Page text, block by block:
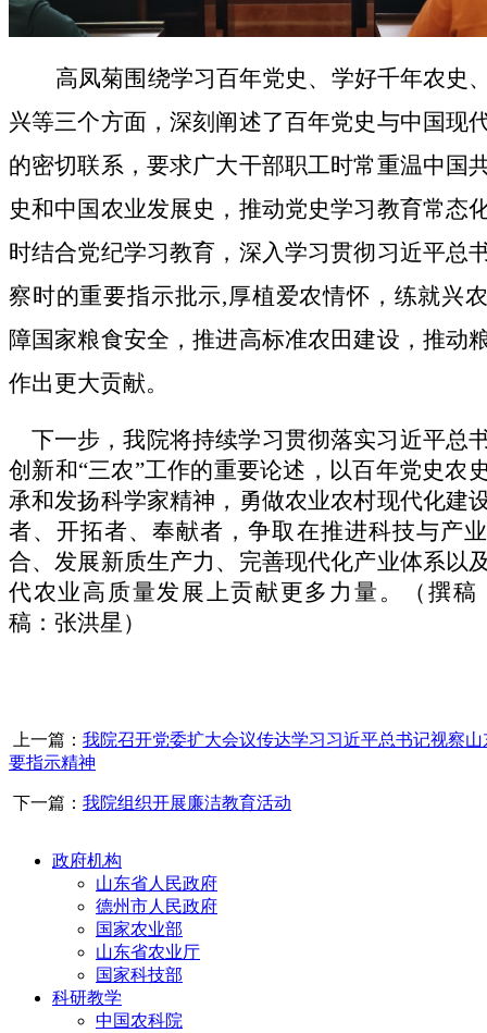
高凤菊围绕学习百年党史、学好千年农史
兴等三个方面，深刻阐述了百年党史与中国现
的密切联系，要求广大干部职工时常重温中国
史和中国农业发展史，推动党史学习教育常态
时结合党纪学习教育，深入学习贯彻习近平总
察时的重要指示批示,厚植爱农情怀，练就兴
障国家粮食安全，推进高标准农田建设，推动
作出更大贡献。
下一步，我院将持续学习贯彻落实习近平总
创新和“三农”工作的重要论述，以百年党史农
承和发扬科学家精神，勇做农业农村现代化建
者、开拓者、奉献者，争取在推进科技与产
合、发展新质生产力、完善现代化产业体系以
代农业高质量发展上贡献更多力量。
（撰
稿：张洪星）
上一篇： 我院召开党委扩大会议传达学习习近平总书记视察
要指示精神
下一篇： 我院组织开展廉洁教育活动
政府机构
山东省人民政府
德州市人民政府
国家农业部
山东省农业厅
国家科技部
科研教学
中国农科院